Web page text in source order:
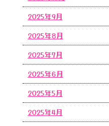
2025年9月
2025年8月
2025年7月
2025年6月
2025年5月
2025年4月